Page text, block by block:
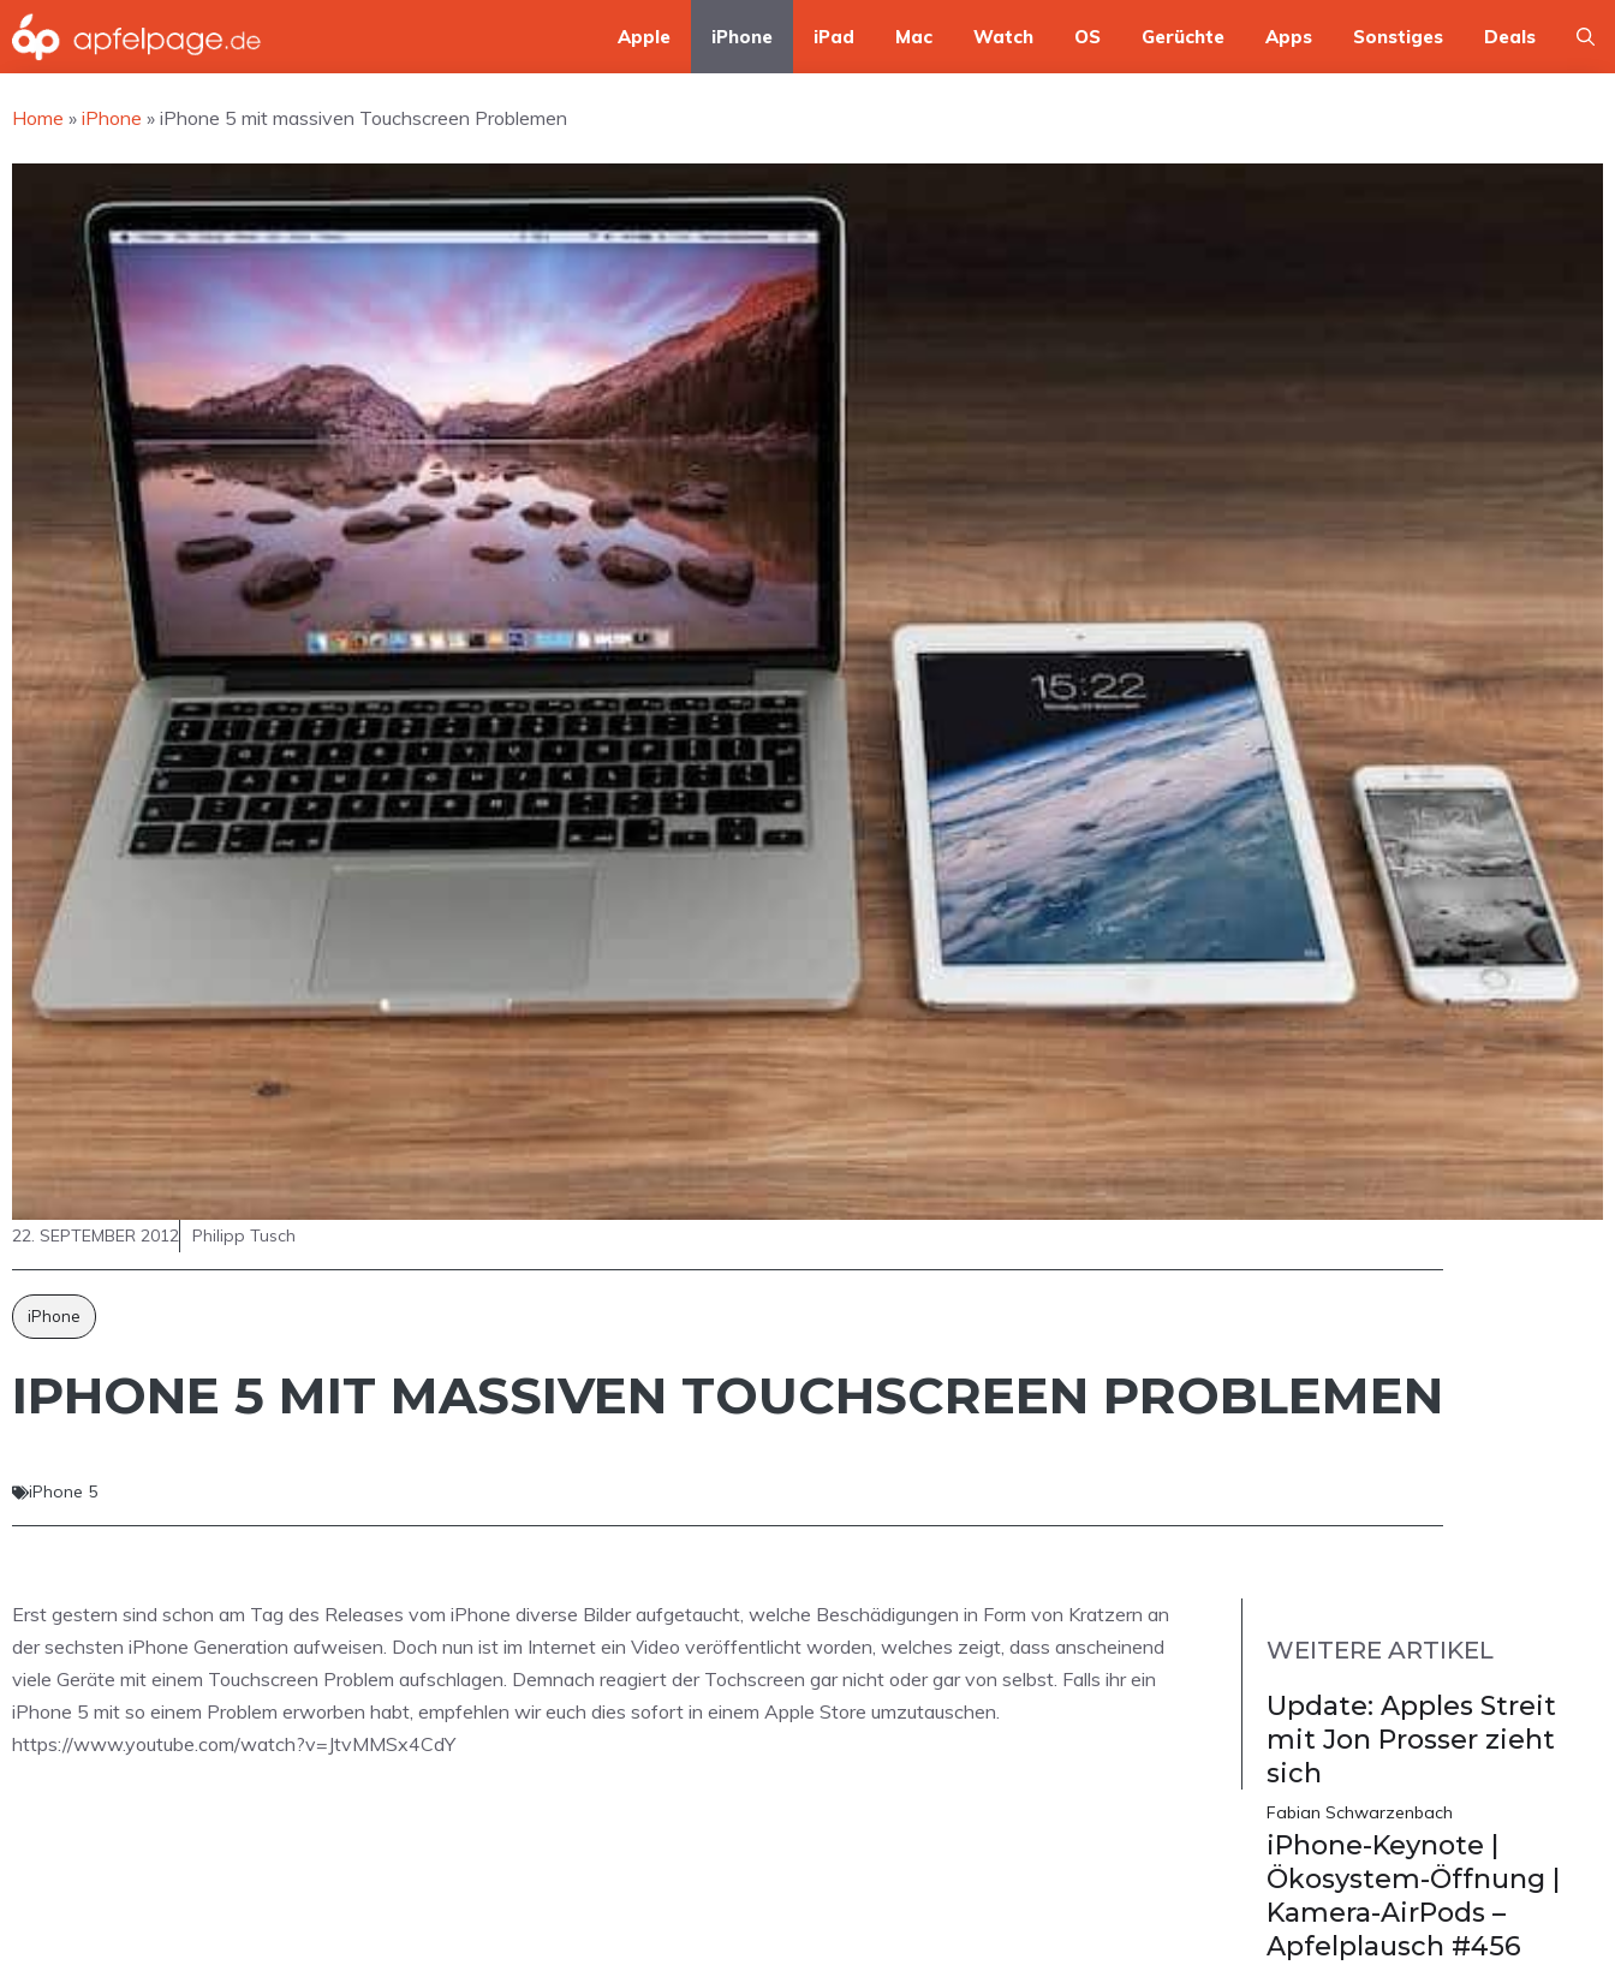
Zum
Inhalt
springen
Apple iPhone iPad Mac Watch OS Gerüchte Apps Sonstiges Deals
Home » iPhone » iPhone 5 mit massiven Touchscreen Problemen
22. SEPTEMBER 2012 Philipp Tusch
iPhone
IPHONE 5 MIT MASSIVEN TOUCHSCREEN PROBLEMEN
iPhone 5
Erst gestern sind schon am Tag des Releases vom iPhone diverse Bilder aufgetaucht, welche Beschädigungen in Form von Kratzern an
der sechsten iPhone Generation aufweisen. Doch nun ist im Internet ein Video veröffentlicht worden, welches zeigt, dass anscheinend
viele Geräte mit einem Touchscreen Problem aufschlagen. Demnach reagiert der Tochscreen gar nicht oder gar von selbst. Falls ihr ein
iPhone 5 mit so einem Problem erworben habt, empfehlen wir euch dies sofort in einem Apple Store umzutauschen.
https://www.youtube.com/watch?v=JtvMMSx4CdY
WEITERE ARTIKEL
Update: Apples Streit
mit Jon Prosser zieht
sich
Fabian Schwarzenbach
iPhone-Keynote |
Ökosystem-Öffnung |
Kamera-AirPods –
Apfelplausch #456